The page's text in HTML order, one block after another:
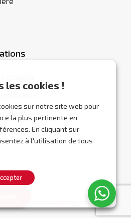
les cookies !
sur notre site web pour
la plus pertinente en
En cliquant sur
à l'utilisation de tous
Localisy Web Agency